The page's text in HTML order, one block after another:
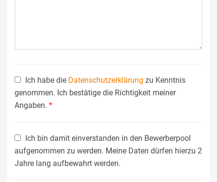
Ich habe die Datenschutzerklärung zu Kenntnis
genommen. Ich bestätige die Richtigkeit meiner
Angaben. *
Ich bin damit einverstanden in den Bewerberpool
aufgenommen zu werden. Meine Daten dürfen hierzu 2
Jahre lang aufbewahrt werden.